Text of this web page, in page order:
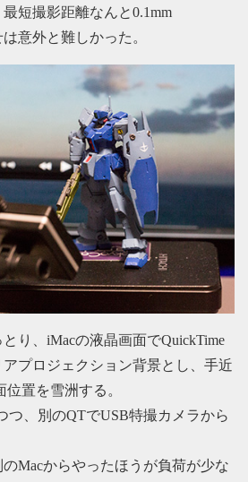
短撮影距離なんと0.1mm
意外と難しかった。
り、iMacの液晶画面でQuickTime
プロジェクション背景とし、手近
置を雪洲する。
つ、別のQTでUSB特撮カメラから
Macからやったほうが負荷が少な